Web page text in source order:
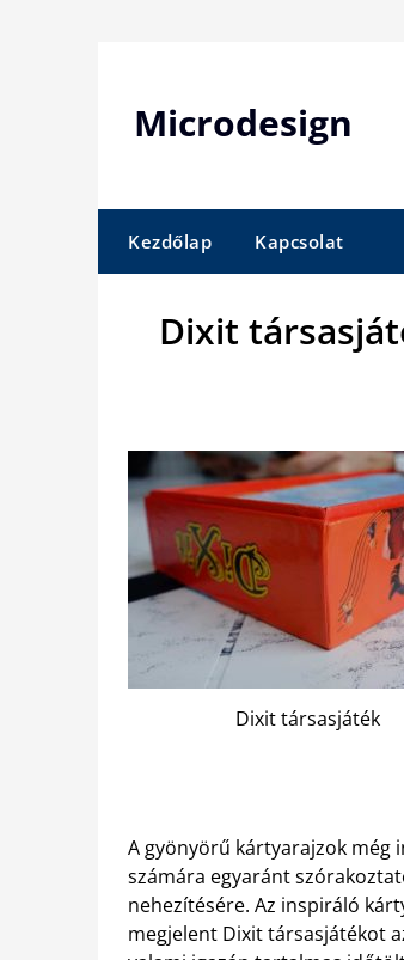
Microdesign
Kezdőlap Kapcsolat
Dixit
Dixit társasjáték
A gyönyörű kártyarajzok még
számára egyaránt
nehezítésére. Az inspiráló
megjelent Dixit társasjátékot